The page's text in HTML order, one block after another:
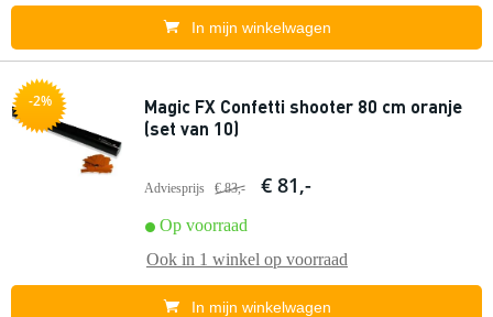
In mijn winkelwagen
-2%
Magic FX Confetti shooter 80 cm oranje
(set van 10)
Adviesprijs € 83,- € 81,-
Op voorraad
Ook in 1 winkel op voorraad
In mijn winkelwagen